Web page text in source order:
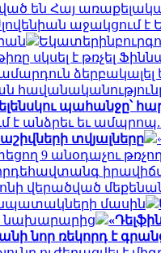
են Հայ
աջակցում է
սկսել է թռչել
ձերբակալել
պահանջը՝
է անձրեւ եւ
տվյալները
9 անօդաչու
վերածված
նպատակների մասին
նախարարից
նոր ռեկորդ է